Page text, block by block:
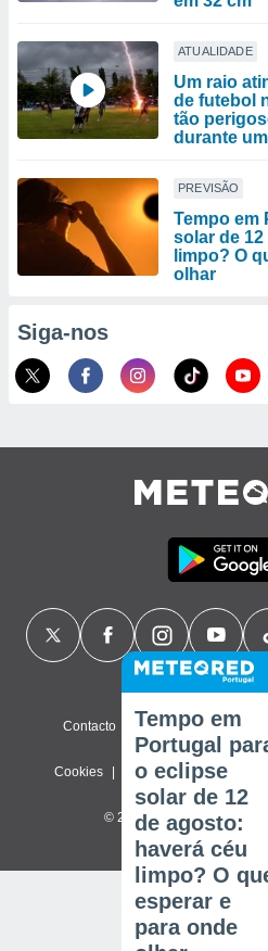
ATUALIDADE
Um raio
de futebol
tão
durante
PREVISÃO
Tempo em
solar de
limpo? O
olhar
Siga-nos
Contacto Sobre nós FAQ
Cookies Política de privacidade
© 2026 Meteored. Todos
Tempo em
Portugal
o eclipse
solar de 12
de agosto:
haverá céu
limpo? O
esperar e
para onde